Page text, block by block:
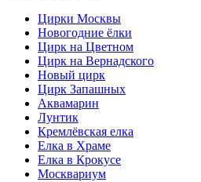
Цирки Москвы
Новогодние ёлки
Цирк на Цветном
Цирк на Вернадского
Новый цирк
Цирк Запашных
Аквамарин
Лунтик
Кремлёвская елка
Елка в Храме
Елка в Крокусе
Москвариум